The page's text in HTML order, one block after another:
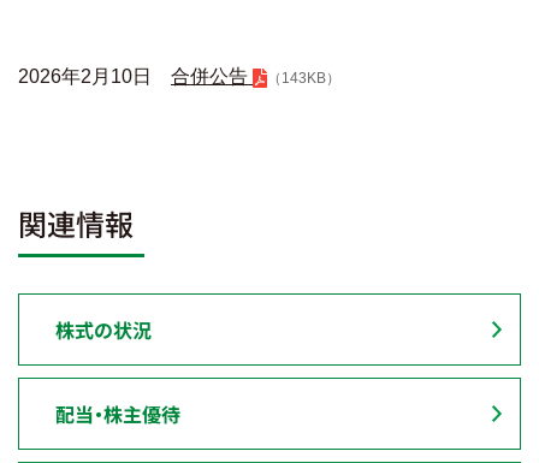
2026年2月10日 合併公告 （143KB）
関連情報
株式の状況
配当・株主優待